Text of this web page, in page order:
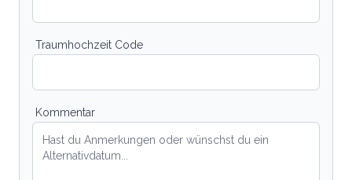
Traumhochzeit Code
Kommentar